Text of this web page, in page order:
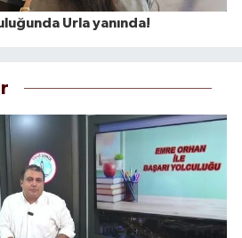
Urla yanında!